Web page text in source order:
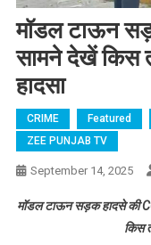
मॉडल टाऊन
सामने देखें किस
हादसा
CRIME Featured
ZEE PUNJAB TV
September 14, 2025
मॉडल टाऊन सड़क हादसे की
किस